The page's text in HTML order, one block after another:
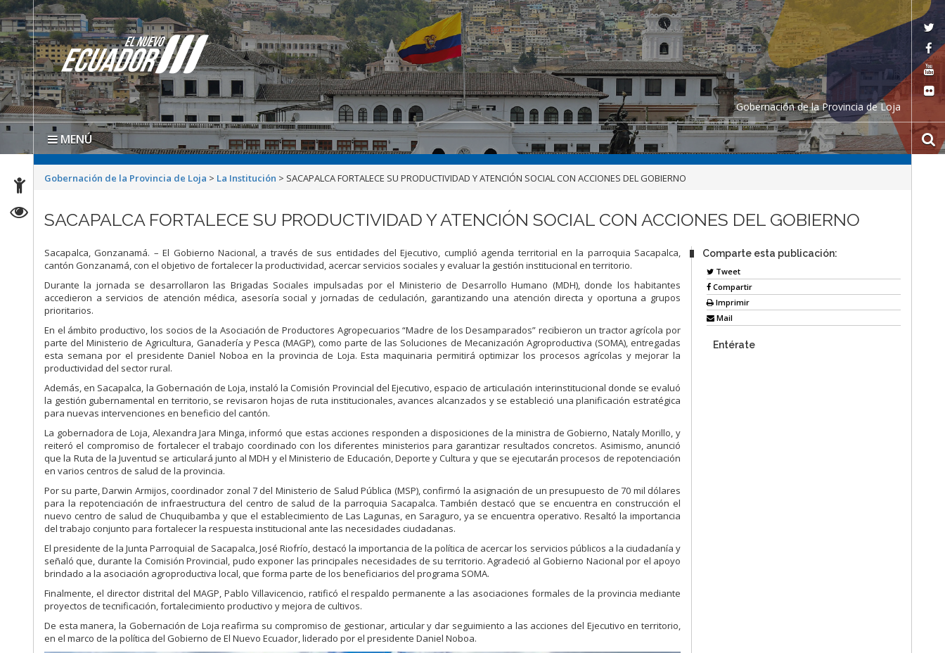
Gobernación de la Provincia de Loja
MENÚ
Gobernación de la Provincia de Loja > La Institución > SACAPALCA FORTALECE SU PRODUCTIVIDAD Y ATENCIÓN SOCIAL CON ACCIONES DEL GOBIERNO
SACAPALCA FORTALECE SU PRODUCTIVIDAD Y ATENCIÓN SOCIAL CON ACCIONES DEL GOBIERNO
Sacapalca, Gonzanamá. – El Gobierno Nacional, a través de sus entidades del Ejecutivo, cumplió agenda territorial en la parroquia Sacapalca,
cantón Gonzanamá, con el objetivo de fortalecer la productividad, acercar servicios sociales y evaluar la gestión institucional en territorio.
Durante la jornada se desarrollaron las Brigadas Sociales impulsadas por el Ministerio de Desarrollo Humano (MDH), donde los habitantes
accedieron a servicios de atención médica, asesoría social y jornadas de cedulación, garantizando una atención directa y oportuna a grupos
prioritarios.
En el ámbito productivo, los socios de la Asociación de Productores Agropecuarios “Madre de los Desamparados” recibieron un tractor agrícola por
parte del Ministerio de Agricultura, Ganadería y Pesca (MAGP), como parte de las Soluciones de Mecanización Agroproductiva (SOMA), entregadas
esta semana por el presidente Daniel Noboa en la provincia de Loja. Esta maquinaria permitirá optimizar los procesos agrícolas y mejorar la
productividad del sector rural.
Además, en Sacapalca, la Gobernación de Loja, instaló la Comisión Provincial del Ejecutivo, espacio de articulación interinstitucional donde se evaluó
la gestión gubernamental en territorio, se revisaron hojas de ruta institucionales, avances alcanzados y se estableció una planificación estratégica
para nuevas intervenciones en beneficio del cantón.
La gobernadora de Loja, Alexandra Jara Minga, informó que estas acciones responden a disposiciones de la ministra de Gobierno, Nataly Morillo, y
reiteró el compromiso de fortalecer el trabajo coordinado con los diferentes ministerios para garantizar resultados concretos. Asimismo, anunció
que la Ruta de la Juventud se articulará junto al MDH y el Ministerio de Educación, Deporte y Cultura y que se ejecutarán procesos de repotenciación
en varios centros de salud de la provincia.
Por su parte, Darwin Armijos, coordinador zonal 7 del Ministerio de Salud Pública (MSP), confirmó la asignación de un presupuesto de 70 mil dólares
para la repotenciación de infraestructura del centro de salud de la parroquia Sacapalca. También destacó que se encuentra en construcción el
nuevo centro de salud de Chuquibamba y que el establecimiento de Las Lagunas, en Saraguro, ya se encuentra operativo. Resaltó la importancia
del trabajo conjunto para fortalecer la respuesta institucional ante las necesidades ciudadanas.
El presidente de la Junta Parroquial de Sacapalca, José Riofrío, destacó la importancia de la política de acercar los servicios públicos a la ciudadanía y
señaló que, durante la Comisión Provincial, pudo exponer las principales necesidades de su territorio. Agradeció al Gobierno Nacional por el apoyo
brindado a la asociación agroproductiva local, que forma parte de los beneficiarios del programa SOMA.
Finalmente, el director distrital del MAGP, Pablo Villavicencio, ratificó el respaldo permanente a las asociaciones formales de la provincia mediante
proyectos de tecnificación, fortalecimiento productivo y mejora de cultivos.
De esta manera, la Gobernación de Loja reafirma su compromiso de gestionar, articular y dar seguimiento a las acciones del Ejecutivo en territorio,
en el marco de la política del Gobierno de El Nuevo Ecuador, liderado por el presidente Daniel Noboa.
Comparte esta publicación:
Tweet
Compartir
Imprimir
Mail
Entérate